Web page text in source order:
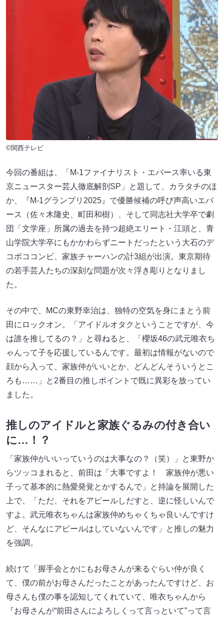
©関西テレビ
今回の番組は、「M-1ファイナリスト・エバース率いる東
京ニュースター芸人徹底解剖SP」と題して、カラタチのほ
か、『M-1グランプリ2025』で優勝候補の呼び声高いエバ
ース（佐々木隆史、町田和樹）、そして同志社大学卒で劇
団「文学座」所属の過去を持つ超絶エリート・江頭と、青
山学院大学卒にもかかわらずニートだったという大石のデ
コボココンビ、家族チャーハンの計3組が出演。東京期待
の若手芸人たちの深刻な問題が次々浮き彫りとなりまし
た。
その中で、MCの東野幸治は、独特の空気を身にまとう前
田にロックオン。「アイドルオタクということですが、今
は誰を推してるの？」と尋ねると、「櫻坂46の武元唯衣ち
ゃんって子を応援しているんです。最初は情報がないので
顔から入って、家族仲がいいとか、どんどんそういうとこ
ろも……」と2番目の推しポイントで既に異彩を放ってい
ました。
推しのアイドルと家族ぐるみの付き合い
に…！？
「家族仲がいいっていうのは大事なの？（笑）」と東野か
らツッコまれると、前田は「大事ですよ！ 家族仲が悪い
子って基本的に熱愛発覚とかするんで」と持論を展開した
上で、「ただ、それをアピールしだすと、逆に怪しいんで
すよ。武元唯衣ちゃんは家族仲めちゃくちゃ良いんですけ
ど、そんなにアピールはしていないんです」と推しの魅力
を強調。
続けて「握手会とかにもお母さんが来るぐらい仲が良く
て、僕の前がお母さんだったことがあったんですけど、お
母さんも僕の事を認知してくれていて、唯衣ちゃんから
『お母さんが“前田さんによろしくって言っといて”って言